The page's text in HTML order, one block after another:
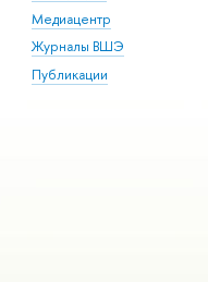
Медиацентр
Журналы ВШЭ
Публикации